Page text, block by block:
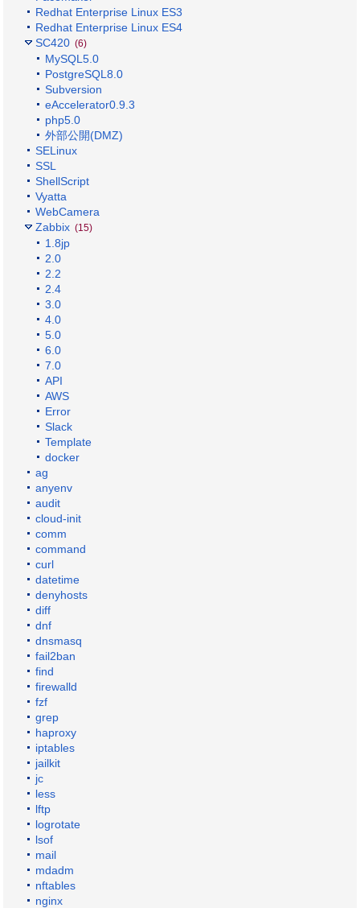
Redhat Enterprise Linux ES3
Redhat Enterprise Linux ES4
SC420 (6)
MySQL5.0
PostgreSQL8.0
Subversion
eAccelerator0.9.3
php5.0
外部公開(DMZ)
SELinux
SSL
ShellScript
Vyatta
WebCamera
Zabbix (15)
1.8jp
2.0
2.2
2.4
3.0
4.0
5.0
6.0
7.0
API
AWS
Error
Slack
Template
docker
ag
anyenv
audit
cloud-init
comm
command
curl
datetime
denyhosts
diff
dnf
dnsmasq
fail2ban
find
firewalld
fzf
grep
haproxy
iptables
jailkit
jc
less
lftp
logrotate
lsof
mail
mdadm
nftables
nginx